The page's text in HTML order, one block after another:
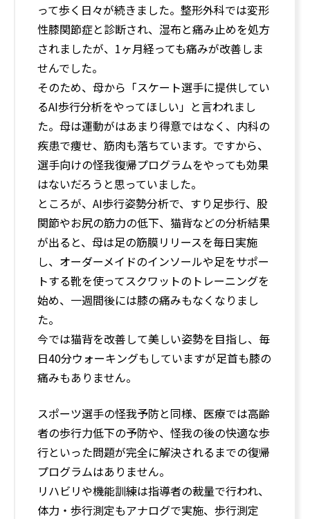
って歩く日々が続きました。整形外科では変形
性膝関節症と診断され、湿布と痛み止めを処方
されましたが、1ヶ月経っても痛みが改善しま
せんでした。
そのため、母から「スケート選手に提供してい
るAI歩行分析をやってほしい」と言われまし
た。母は運動がはあまり得意ではなく、内科の
疾患で痩せ、筋肉も落ちています。ですから、
選手向けの怪我復帰プログラムをやっても効果
はないだろうと思っていました。
ところが、AI歩行姿勢分析で、すり足歩行、股
関節やお尻の筋力の低下、猫背などの分析結果
が出ると、母は足の筋膜リリースを毎日実施
し、オーダーメイドのインソールや足をサポー
トする靴を使ってスクワットのトレーニングを
始め、一週間後には膝の痛みもなくなりまし
た。
今では猫背を改善して美しい姿勢を目指し、毎
日40分ウォーキングもしていますが足首も膝の
痛みもありません。
スポーツ選手の怪我予防と同様、医療では高齢
者の歩行力低下の予防や、怪我の後の快適な歩
行といった問題が完全に解決されるまでの復帰
プログラムはありません。
リハビリや機能訓練は指導者の裁量で行われ、
体力・歩行測定もアナログで実施、歩行測定